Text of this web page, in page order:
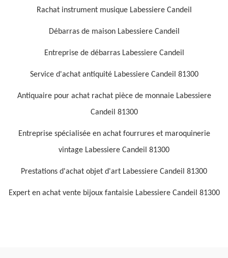
Rachat instrument musique Labessiere Candeil
Débarras de maison Labessiere Candeil
Entreprise de débarras Labessiere Candeil
Service d'achat antiquité Labessiere Candeil 81300
Antiquaire pour achat rachat pièce de monnaie Labessiere
Candeil 81300
Entreprise spécialisée en achat fourrures et maroquinerie
vintage Labessiere Candeil 81300
Prestations d'achat objet d'art Labessiere Candeil 81300
Expert en achat vente bijoux fantaisie Labessiere Candeil 81300